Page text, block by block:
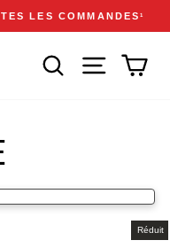
LES COMMANDES1
RECHERCHERNAVIGATION
Réduit